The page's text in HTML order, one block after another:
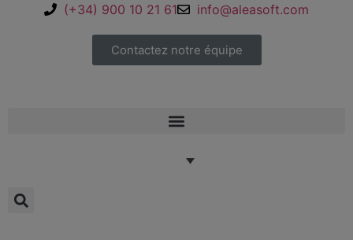
(+34) 900 10 21 61 info@aleasoft.com
Contactez notre équipe